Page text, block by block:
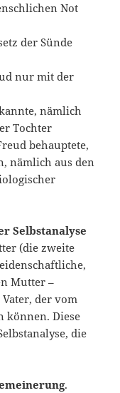
Not
der Sünde
nur mit der
nämlich
Tochter
behauptete,
nämlich aus den
Selbstanalyse
(die zweite
Mutter –
der vom
können. Diese
die
.